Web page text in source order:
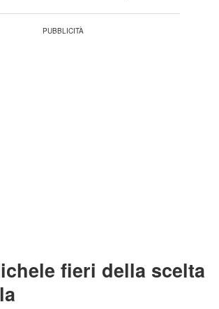
fieri della scelta